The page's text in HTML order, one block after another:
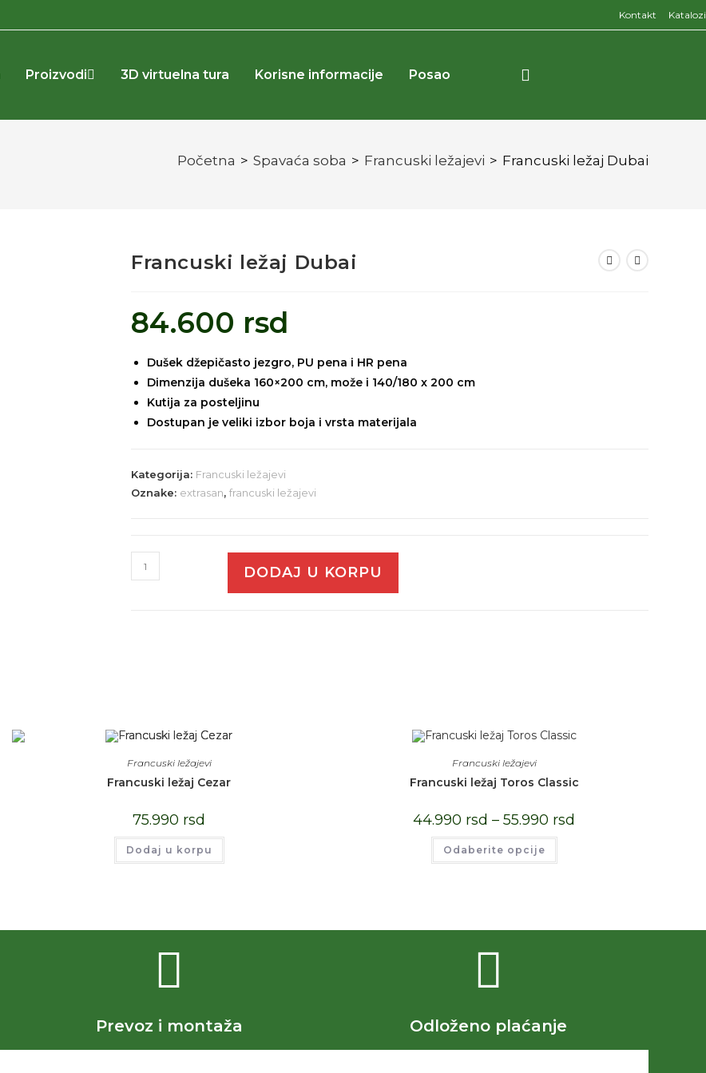
Kontakt Katalozi
Proizvodi 3D virtuelna tura Korisne informacije Posao
Početna > Spavaća soba > Francuski ležajevi > Francuski ležaj Dubai
Francuski ležaj Dubai
84.600 rsd
Dušek džepičasto jezgro, PU pena i HR pena
Dimenzija dušeka 160×200 cm, može i 140/180 x 200 cm
Kutija za posteljinu
Dostupan je veliki izbor boja i vrsta materijala
Kategorija: Francuski ležajevi
Oznake: extrasan, francuski ležajevi
DODAJ U KORPU
Francuski ležajevi
Francuski ležaj Cezar
75.990 rsd
Dodaj u korpu
Francuski ležajevi
Francuski ležaj Toros Classic
44.990 rsd – 55.990 rsd
Odaberite opcije
Prevoz i montaža Odloženo plaćanje